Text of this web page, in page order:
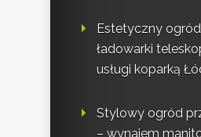
Estetyczny
ładowarki
usługi koparką
Stylowy ogród
– wynajem